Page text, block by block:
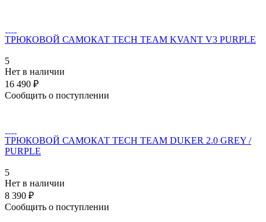
ТРЮКОВОЙ САМОКАТ TECH TEAM KVANT V3 PURPLE
5
Нет в наличии
16 490 ₽
Сообщить о поступлении
ТРЮКОВОЙ САМОКАТ TECH TEAM DUKER 2.0 GREY /
PURPLE
5
Нет в наличии
8 390 ₽
Сообщить о поступлении